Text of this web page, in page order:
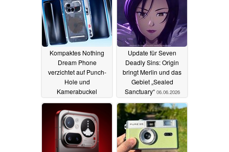
Kompaktes Nothing
Dream Phone
verzichtet auf Punch-
Hole und
Kamerabuckel
22.06.2026
Update für Seven
Deadly Sins: Origin
bringt Merlin und das
Gebiet „Sealed
Sanctuary“ 06.06.2026